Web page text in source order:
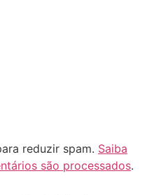
reduzir spam. Saiba
são processados.